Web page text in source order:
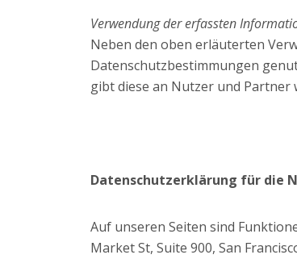
Verwendung der erfassten
Neben den oben erläuterten
Datenschutzbestimmungen
gibt diese an Nutzer und Partner
Datenschutzerklärung für die
Auf unseren Seiten sind
Market St, Suite 900, San